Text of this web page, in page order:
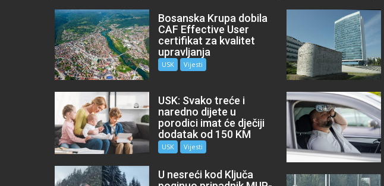
Bosanska Krupa dobila
CAF Effective User
certifikat za kvalitet
upravljanja
USK Vijesti
USK: Svako treće i
naredno dijete u
porodici imat će dječiji
dodatak od 150 KM
USK Vijesti
U nesreći kod Ključa